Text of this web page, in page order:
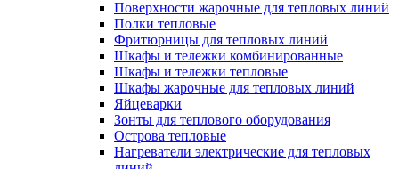
Поверхности жарочные для тепловых линий
Полки тепловые
Фритюрницы для тепловых линий
Шкафы и тележки комбинированные
Шкафы и тележки тепловые
Шкафы жарочные для тепловых линий
Яйцеварки
Зонты для теплового оборудования
Острова тепловые
Нагреватели электрические для тепловых